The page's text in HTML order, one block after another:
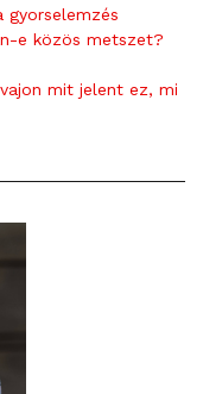
gyorselemzés
e közös metszet?
mit jelent ez, mi